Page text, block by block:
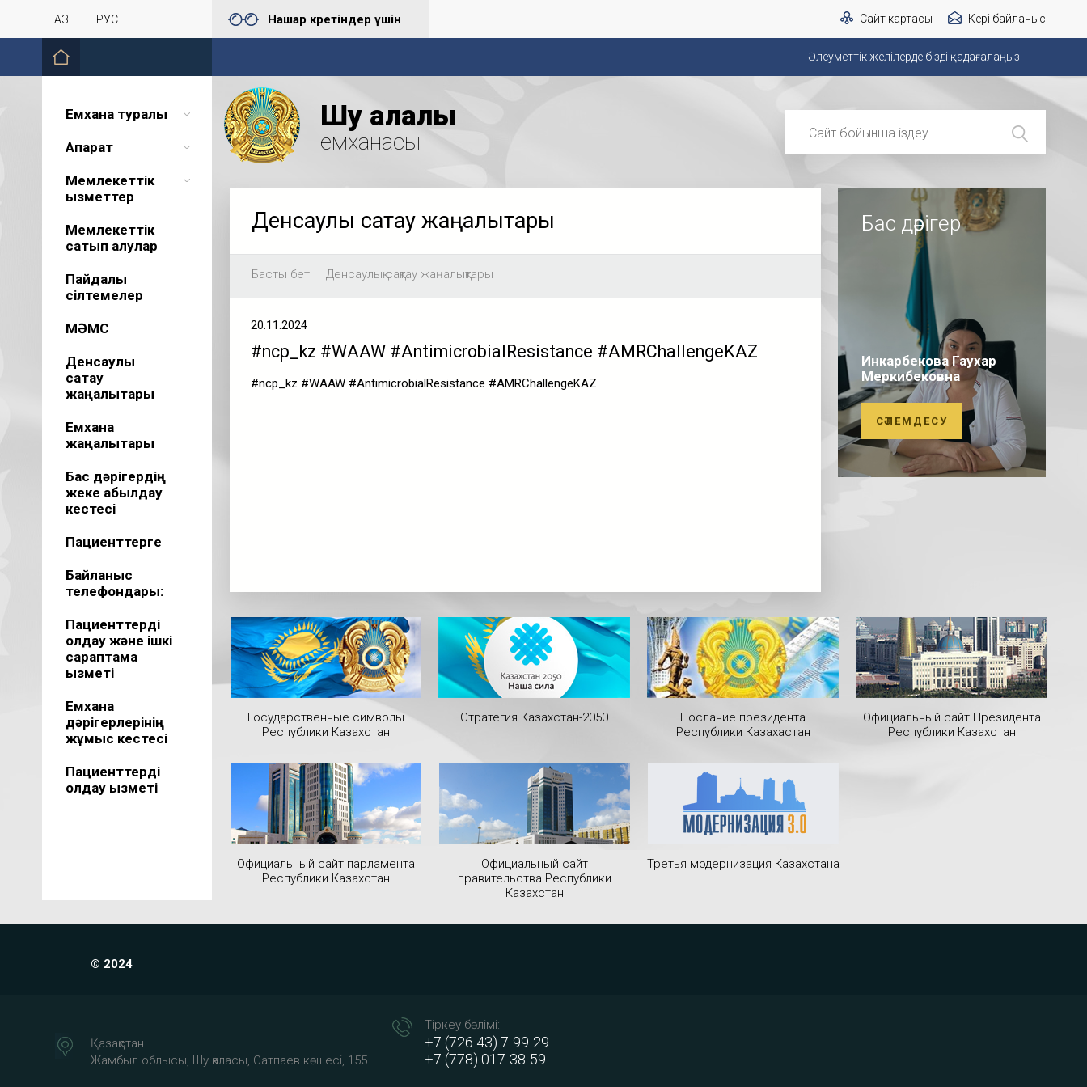
ҚАЗ РУС Нашар көретіндер үшін Сайт картасы Кері байланыс
Әлеуметтік желілерде бізді қадағалаңыз
Емхана туралы
Ақпарат
Мемлекеттік
қызметтер
Мемлекеттік
сатып алулар
Пайдалы
сілтемелер
МӘМС
Денсаулық
сақтау
жаңалықтары
Емхана
жаңалықтары
Бас дәрігердің
жеке қабылдау
кестесі
Пациенттерге
Байланыс
телефондары:
Пациенттерді
қолдау және ішкі
сараптама
қызметі
Емхана
дәрігерлерінің
жұмыс кестесі
Пациенттерді
қолдау қызметі
Шу қалалық
емханасы
Денсаулық сақтау жаңалықтары
Басты бет Денсаулық сақтау жаңалықтары
20.11.2024
#ncp_kz #WAAW #AntimicrobialResistance #AMRChallengeKAZ
#ncp_kz #WAAW #AntimicrobialResistance #AMRChallengeKAZ
Бас дәрігер
Инкарбекова Гаухар
Меркибековна
СӘЛЕМДЕСУ
Государственные символы
Республики Казахстан
Стратегия Казахстан-2050
Послание президента
Республики Казахастан
Официальный сайт Президента
Республики Казахстан
Официальный сайт парламента
Республики Казахстан
Официальный сайт
правительства Республики
Казахстан
Третья модернизация Казахстана
© 2024
Қазақстан
Жамбыл облысы, Шу қаласы, Сатпаев көшесі, 155
Тіркеу бөлімі:
+7 (726 43) 7-99-29
+7 (778) 017-38-59